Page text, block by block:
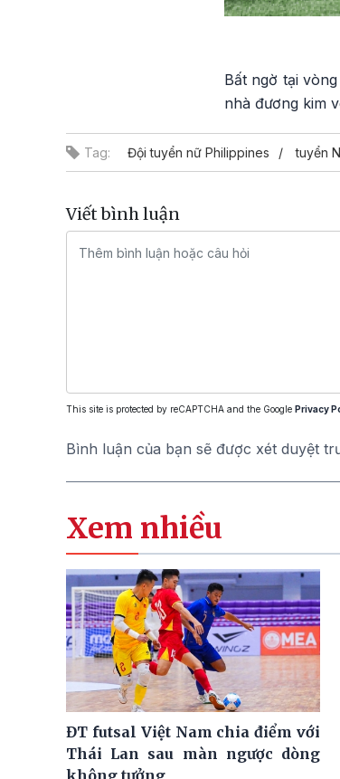
Bất ngờ tại
nhà đương kim
Tag: Đội tuyển nữ Philippines tuyển
Viết bình luận
This site is protected by reCAPTCHA and the Google Privacy
Bình luận của bạn sẽ được xét duyệt
Xem nhiều
ĐT futsal Việt Nam chia điểm với
Thái Lan sau màn ngược dòng
không tưởng